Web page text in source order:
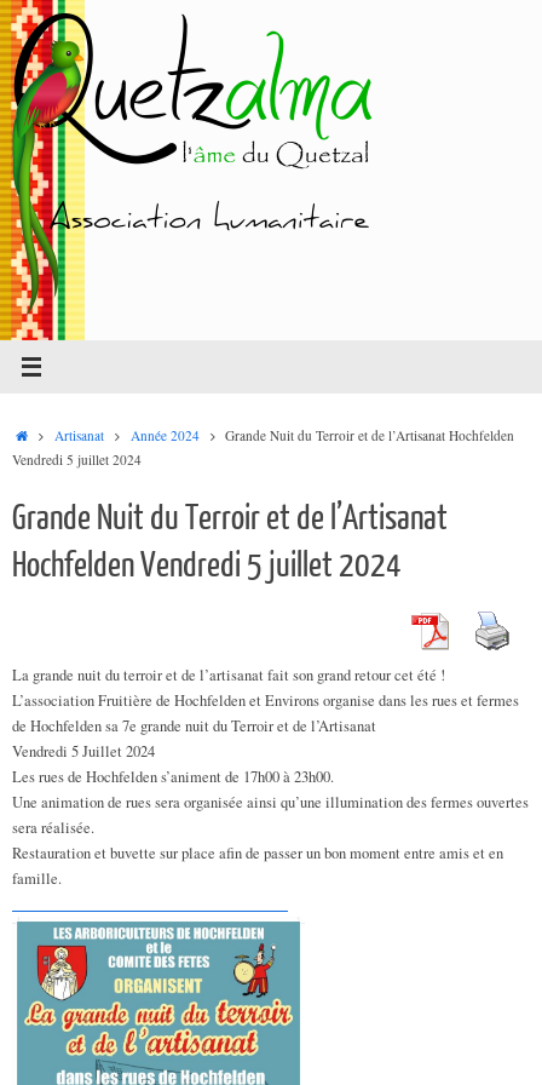
Passer
au
contenu
AccueilArtisanat Année 2024
Grande Nuit du Terroir et de l’Artisanat Hochfelden
Vendredi 5 juillet 2024
Grande Nuit du Terroir et de l’Artisanat
Hochfelden Vendredi 5 juillet 2024
La grande nuit du terroir et de l’artisanat fait son grand retour cet été !
L’association Fruitière de Hochfelden et Environs organise dans les rues et fermes
de Hochfelden sa 7e grande nuit du Terroir et de l’Artisanat
Vendredi 5 Juillet 2024
Les rues de Hochfelden s’animent de 17h00 à 23h00.
Une animation de rues sera organisée ainsi qu’une illumination des fermes ouvertes
sera réalisée.
Restauration et buvette sur place afin de passer un bon moment entre amis et en
famille.